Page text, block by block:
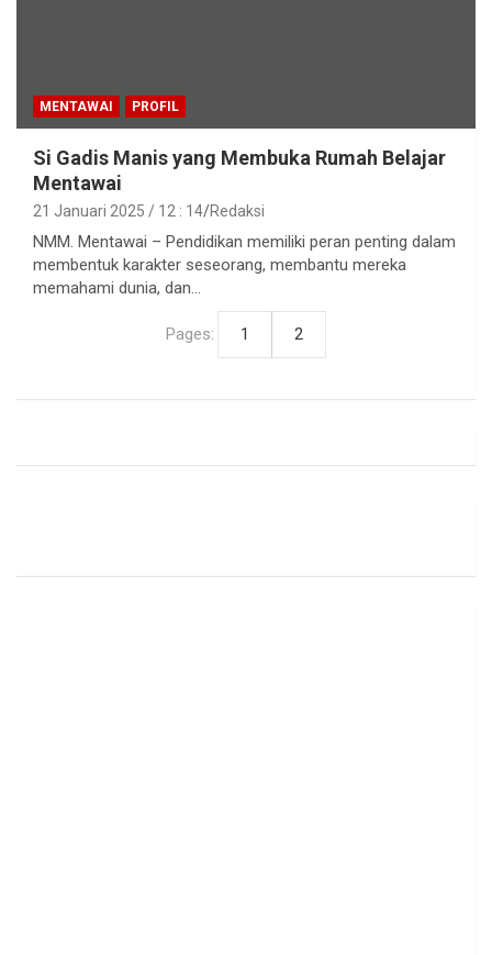
MENTAWAI PROFIL
Si Gadis Manis yang Membuka Rumah Belajar
Mentawai
21 Januari 2025 / 12 : 14 Redaksi
NMM. Mentawai – Pendidikan memiliki peran penting dalam
membentuk karakter seseorang, membantu mereka
memahami dunia, dan…
Pages: 1 2